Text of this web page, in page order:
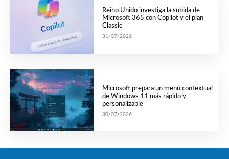
Reino Unido investiga la subida de
Microsoft 365 con Copilot y el plan
Classic
31/07/2026
Microsoft prepara un menú contextual
de Windows 11 más rápido y
personalizable
30/07/2026